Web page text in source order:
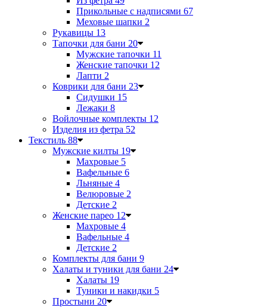
Прикольные с надписями 67
Меховые шапки 2
Рукавицы 13
Тапочки для бани 20
Мужские тапочки 11
Женские тапочки 12
Лапти 2
Коврики для бани 23
Сидушки 15
Лежаки 8
Войлочные комплекты 12
Изделия из фетра 52
Текстиль 88
Мужские килты 19
Махровые 5
Вафельные 6
Льняные 4
Велюровые 2
Детские 2
Женские парео 12
Махровые 4
Вафельные 4
Детские 2
Комплекты для бани 9
Халаты и туники для бани 24
Халаты 19
Туники и накидки 5
Простыни 20